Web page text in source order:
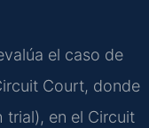
el caso de
Court, donde
trial), en el Circuit